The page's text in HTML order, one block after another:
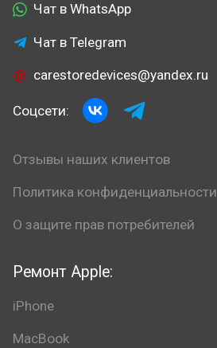
Ремонт Apple:
iPhone
MacBook
Чат в WhatsApp
Чат в Telegram
carestoredevices@yandex.ru
Соцсети:
Отзывы наших клиентов
Политика конфиденциальности
О защите прав потребителей